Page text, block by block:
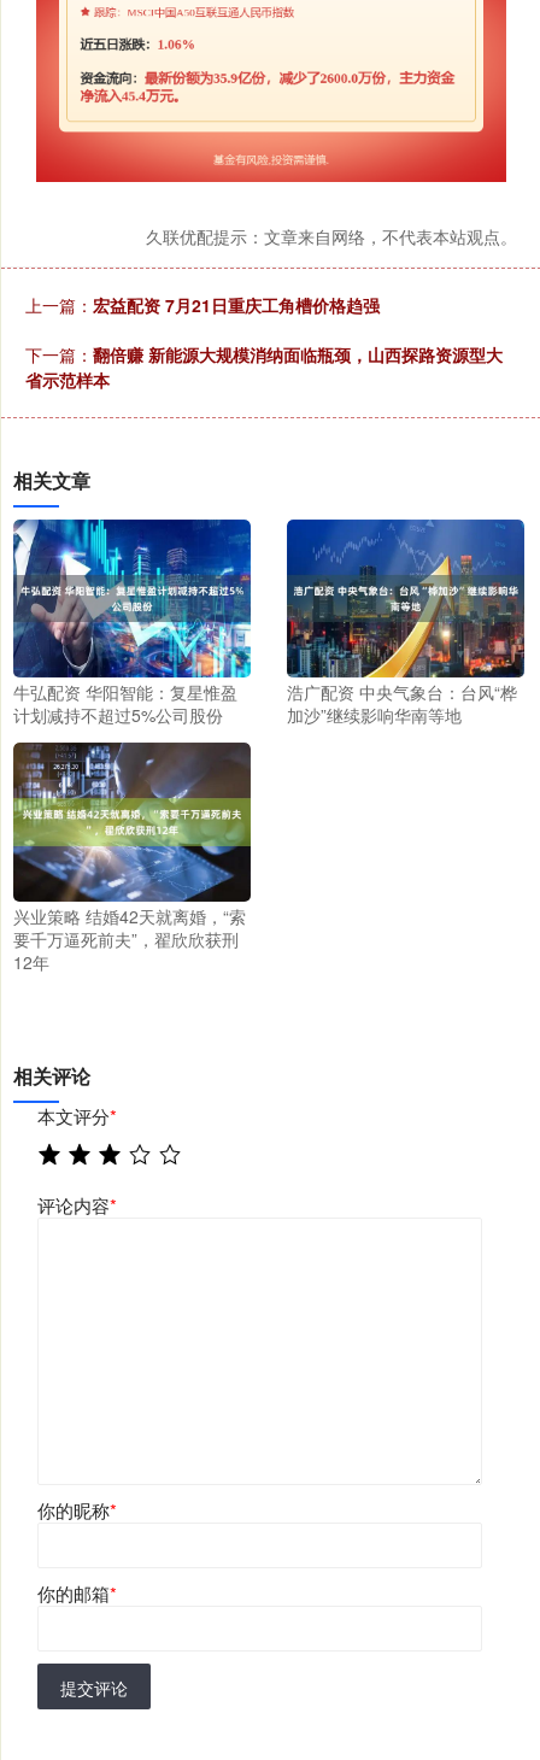
久联优配提示：文章来自网络，不代表本站观点。
上一篇： 宏益配资 7月21日重庆工角槽价格趋强
下一篇： 翻倍赚 新能源大规模消纳面临瓶颈，山西探路资源型大
省示范样本
相关文章
牛弘配资 华阳智能：复星惟盈
计划减持不超过5%公司股份
浩广配资 中央气象台：台风“桦
加沙”继续影响华南等地
兴业策略 结婚42天就离婚，“索
要千万逼死前夫”，翟欣欣获刑
12年
相关评论
本文评分*
评论内容*
你的昵称*
你的邮箱*
提交评论